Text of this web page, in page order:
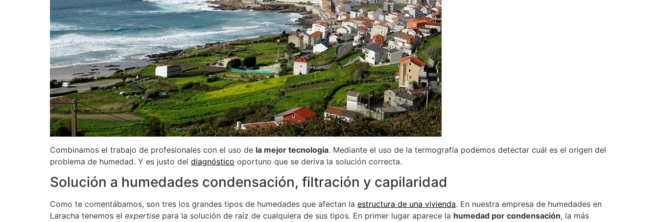
Combinamos el trabajo de profesionales con el uso de la mejor tecnología. Mediante el uso de la termografía podemos detectar cuál es el origen del
problema de humedad. Y es justo del diagnóstico oportuno que se deriva la solución correcta.
Solución a humedades condensación, filtración y capilaridad
Como te comentábamos, son tres los grandes tipos de humedades que afectan la estructura de una vivienda. En nuestra empresa de humedades en
Laracha tenemos el expertise para la solución de raíz de cualquiera de sus tipos. En primer lugar aparece la humedad por condensación, la más